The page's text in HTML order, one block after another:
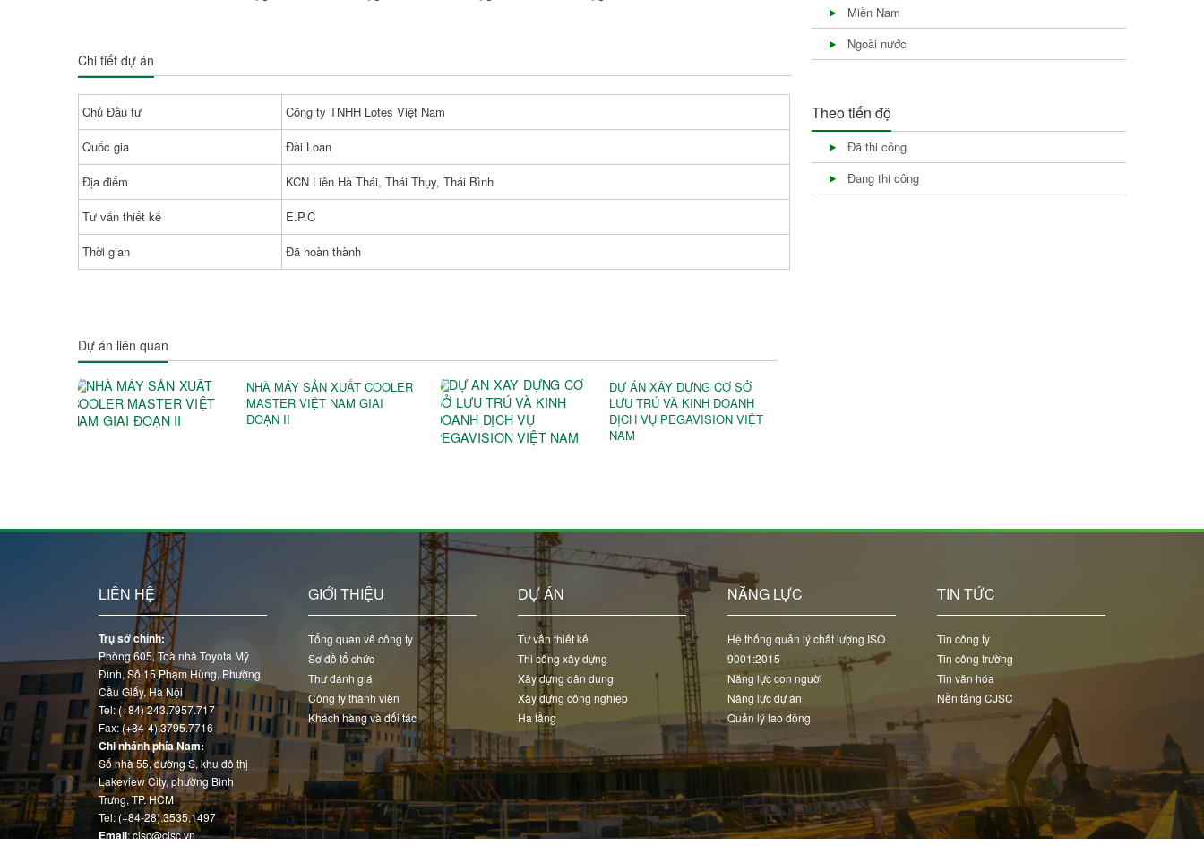
Chi tiết dự án
Chủ Đầu tư Công ty TNHH Lotes Việt Nam
Quốc gia Đài Loan
Địa điểm KCN Liên Hà Thái, Thái Thụy, Thái Bình
Tư vấn thiết kế E.P.C
Thời gian Đã hoàn thành
Dự án liên quan
NHÀ MÁY SẢN XUẤT COOLER
MASTER VIỆT NAM GIAI
ĐOẠN II
DỰ ÁN XÂY DỰNG CƠ SỞ
LƯU TRÚ VÀ KINH DOANH
DỊCH VỤ PEGAVISION VIỆT
NAM
Miền Nam
Ngoài nước
Theo tiến độ
Đã thi công
Đang thi công
LIÊN HỆ
Trụ sở chính:
Phòng 605, Toà nhà Toyota Mỹ
Đình, Số 15 Phạm Hùng, Phường
Cầu Giấy, Hà Nội
Tel: (+84) 243.7957.717
Fax: (+84-4).3795.7716
Chi nhánh phía Nam:
Số nhà 55, đường S, khu đô thị
Lakeview City, phường Bình
Trưng, TP. HCM
Tel: (+84-28).3535.1497
Email: cjsc@cjsc.vn
GIỚI THIỆU
Tổng quan về công ty
Sơ đồ tổ chức
Thư đánh giá
Công ty thành viên
Khách hàng và đối tác
DỰ ÁN
Tư vấn thiết kế
Thi công xây dựng
Xây dựng dân dụng
Xây dựng công nghiệp
Hạ tầng
NĂNG LỰC
Hệ thống quản lý chất lượng ISO
9001:2015
Năng lực con người
Năng lực dự án
Quản lý lao động
TIN TỨC
Tin công ty
Tin công trường
Tin văn hóa
Nền tảng CJSC